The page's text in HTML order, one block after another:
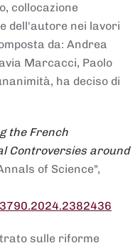
collocazione
dell'autore nei lavori
da: Andrea
Marcacci, Paolo
ha deciso di
the French
Controversies around
of Science",
sulle riforme